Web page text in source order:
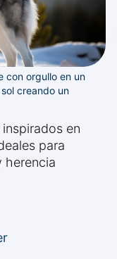
con orgullo en un
creando un
en
para
herencia